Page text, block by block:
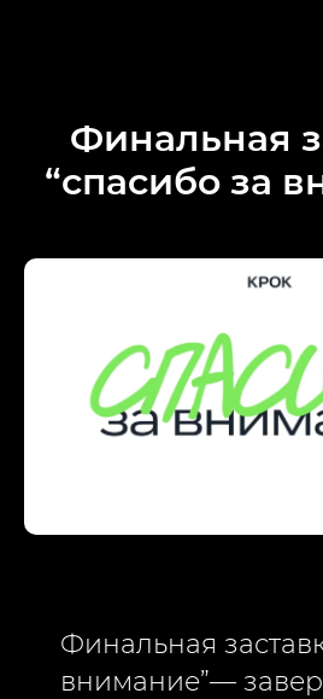
Финальная
“спасибо за
Финальная
внимание”—